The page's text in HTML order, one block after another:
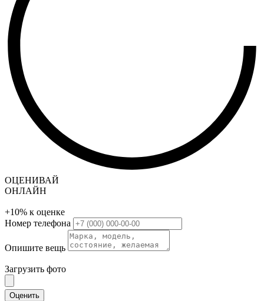
ОЦЕНИВАЙ
ОНЛАЙН
+10% к оценке
Номер телефона
Опишите вещь
Загрузить фото
Оценить